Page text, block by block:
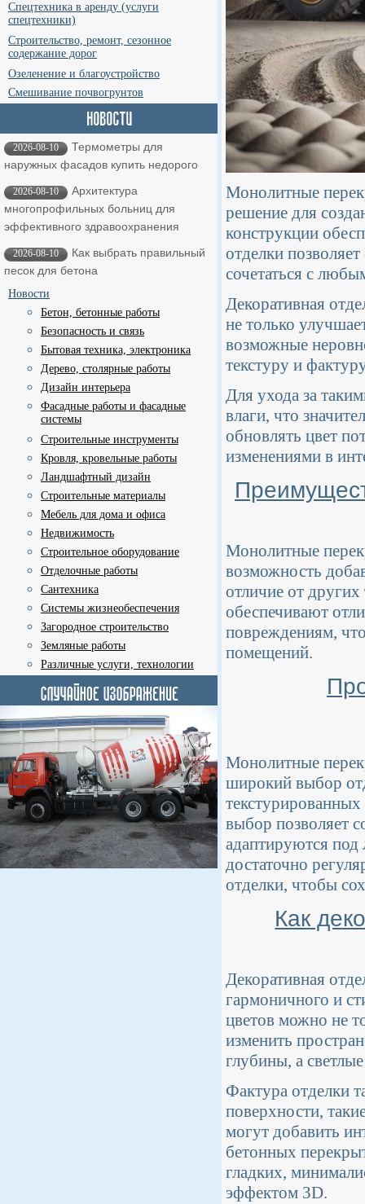
Спецтехника в аренду (услуги
спецтехники)
Строительство, ремонт, сезонное
содержание дорог
Озеленение и благоустройство
Смешивание почвогрунтов
2026-08-10
Термометры для
наружных фасадов купить недорого
2026-08-10
Архитектура
многопрофильных больниц для
эффективного здравоохранения
2026-08-10
Как выбрать правильный
песок для бетона
Новости
Бетон, бетонные работы
Безопасность и связь
Бытовая техника, электроника
Дерево, столярные работы
Дизайн интерьера
Фасадные работы и фасадные
системы
Строительные инструменты
Кровля, кровельные работы
Ландшафтный дизайн
Строительные материалы
Мебель для дома и офиса
Недвижимость
Строительное оборудование
Отделочные работы
Сантехника
Системы жизнеобеспечения
Загородное строительство
Земляные работы
Различные услуги, технологии
Монолитные
решение для
конструкции
отделки
сочетаться с
Декоративная
не только
возможные
текстуру и
Для ухода за
влаги, что
обновлять цвет
изменениями в
Монолитные
возможность
отличие от
обеспечивают
повреждениям,
помещений.
Монолитные
широкий выбор
выбор позволяет
адаптируются
достаточно
отделки, чтобы
Как
Декоративная
гармоничного и
цветов можно не
изменить
глубины, а
Фактура отделки
поверхности,
могут добавить
бетонных
гладких,
эффектом 3D.